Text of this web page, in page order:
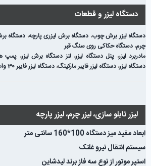
دستگاه لیزر و قطعات
دستگاه لیزر برش چوب، دستگاه برش لیزری پارچه، دستگاه
چرم، دستگاه حکاکی روی سنگ قبر
مادربرد لیزر، پنل دستگاه لیزر،لنز دستگاه برش لیزر، پمپ
دستگاه لیزر، دستگاه لیزر فایبر مارکینگ، دستگاه لیزر فایبر 30 وات
لیزر تابلو سازی، لیزر چرم، لیزر پارچه
ابعاد مفید میز دستگاه 100*160 سانتی متر
سیستم انتقال نیرو غلتک
استپر موتور از نوع سه فاز برند لیدشاین